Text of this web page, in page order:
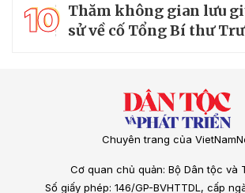
10 Thăm không gian lưu
sử về cố Tổng Bí thư
Chuyên trang của
Cơ quan chủ quản: Bộ Dân tộc và
Số giấy phép: 146/GP-BVHTTDL, cấp